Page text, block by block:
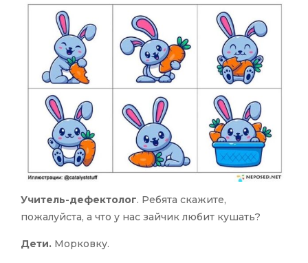
Учитель-дефектолог. Ребята скажите,
пожалуйста, а что у нас зайчик любит кушать?
Дети. Морковку.